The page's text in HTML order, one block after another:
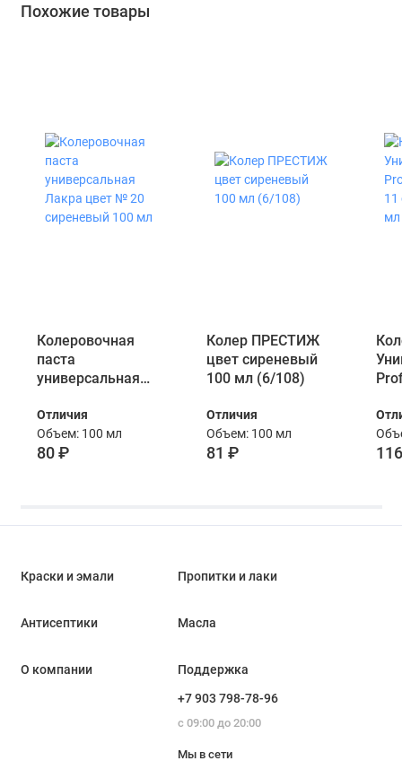
Похожие товары
Колеровочная
паста
универсальная
сиреневый 100 мл
Отличия
Объем: 100 мл
80 ₽
Колер ПРЕСТИЖ
цвет сиреневый
100 мл (6/108)
Отличия
Объем: 100 мл
81 ₽
мл
Краски и эмали Пропитки и лаки
Антисептики Масла
О компании
Поддержка
+7 903 798-78-96
с 09:00 до 20:00
Мы в сети